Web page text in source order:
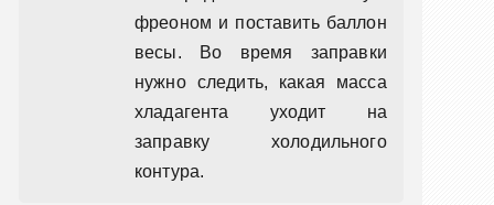
фреоном и поставить баллон
весы. Во время заправки
нужно следить, какая масса
хладагента уходит на
заправку холодильного
контура.